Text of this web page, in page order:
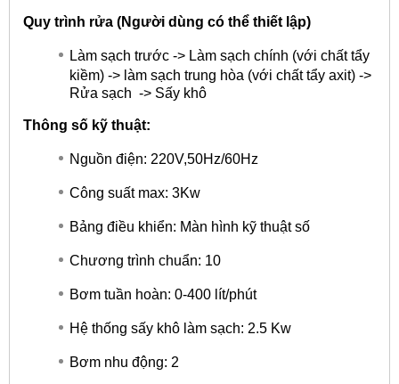
Quy trình rửa (Người dùng có thể thiết lập)
Làm sạch trước -> Làm sạch chính (với chất tẩy
kiềm) -> làm sạch trung hòa (với chất tẩy axit) ->
Rửa sạch -> Sấy khô
Thông số kỹ thuật:
Nguồn điện: 220V,50Hz/60Hz
Công suất max: 3Kw
Bảng điều khiển: Màn hình kỹ thuật số
Chương trình chuẩn: 10
Bơm tuần hoàn: 0-400 lít/phút
Hệ thống sấy khô làm sạch: 2.5 Kw
Bơm nhu động: 2